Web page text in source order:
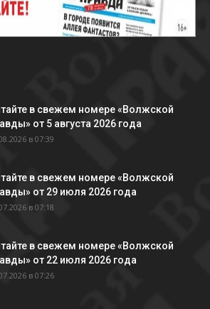
в свежем номере «Волжской
от 5 августа 2026 года
в 07:39
в свежем номере «Волжской
от 29 июля 2026 года
в 07:18
в свежем номере «Волжской
от 22 июля 2026 года
в 07:26